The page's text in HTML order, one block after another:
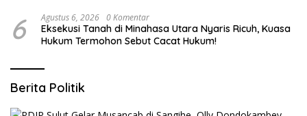
6 Agustus 6, 2026 0 Komentar
Eksekusi Tanah di Minahasa Utara Nyaris Ricuh, Kuasa
Hukum Termohon Sebut Cacat Hukum!
Berita Politik